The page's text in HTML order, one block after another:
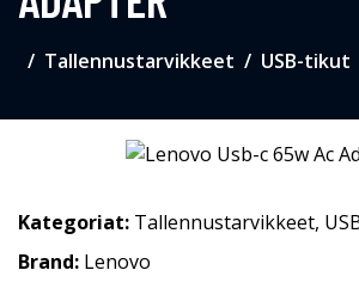
Tallennustarvikkeet USB-tikut
Kategoriat: Tallennustarvikkeet,
Brand: Lenovo